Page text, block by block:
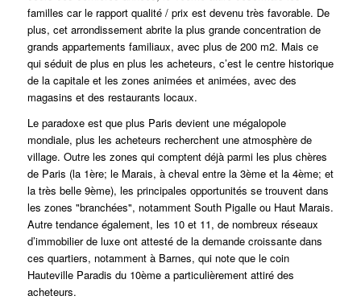
familles car le rapport qualité / prix est devenu très favorable. De
plus, cet arrondissement abrite la plus grande concentration de
grands appartements familiaux, avec plus de 200 m2. Mais ce
qui séduit de plus en plus les acheteurs, c’est le centre historique
de la capitale et les zones animées et animées, avec des
magasins et des restaurants locaux.
Le paradoxe est que plus Paris devient une mégalopole
mondiale, plus les acheteurs recherchent une atmosphère de
village. Outre les zones qui comptent déjà parmi les plus chères
de Paris (la 1ère; le Marais, à cheval entre la 3ème et la 4ème; et
la très belle 9ème), les principales opportunités se trouvent dans
les zones "branchées", notamment South Pigalle ou Haut Marais.
Autre tendance également, les 10 et 11, de nombreux réseaux
d’immobilier de luxe ont attesté de la demande croissante dans
ces quartiers, notamment à Barnes, qui note que le coin
Hauteville Paradis du 10ème a particulièrement attiré des
acheteurs.